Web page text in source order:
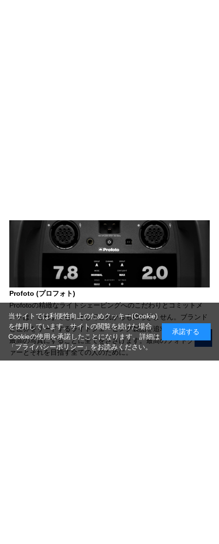
Profoto (プロフォト)
Profotoの精緻なライトシェーピングへのこだわりとコミットメ
ントは、これまでも、そしてこれからも揺らぎません。ブランド
と世界をリードするライトシェーピング製品を追求し、1枚1枚を
最高の写真にすることに全てをささげます。最高のフォトグラフ
ァーとそれを目指す全ての人のために。
当サイトでは利便性向上のためクッキー(Cookie)
を使用しています。サイトの閲覧を続けた場合
Cookieの使用を承諾したことになります。詳細は
「プライバシーポリシー」 をお読みください。
承諾する